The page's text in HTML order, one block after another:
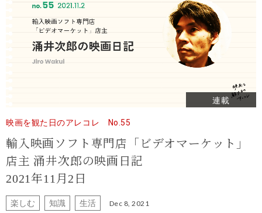
連載
映画を観た日のアレコレ No.55
輸入映画ソフト専門店「ビデオマーケット」
店主 涌井次郎の映画日記
2021年11月2日
楽しむ 知識 生活 Dec 8, 2021